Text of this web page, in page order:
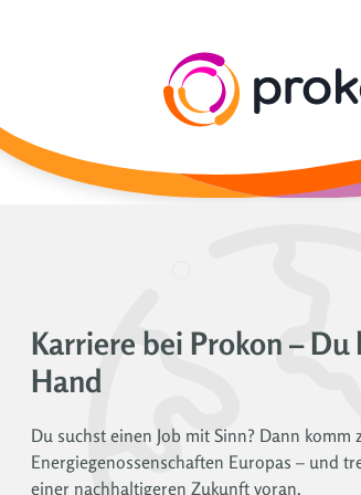
Karriere bei Prokon – Du
Hand
Du suchst einen Job mit Sinn? Dann
Energiegenossenschaften Europas – und
einer nachhaltigeren Zukunft voran.